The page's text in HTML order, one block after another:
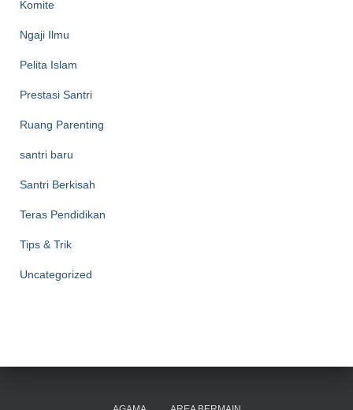
Komite
Ngaji Ilmu
Pelita Islam
Prestasi Santri
Ruang Parenting
santri baru
Santri Berkisah
Teras Pendidikan
Tips & Trik
Uncategorized